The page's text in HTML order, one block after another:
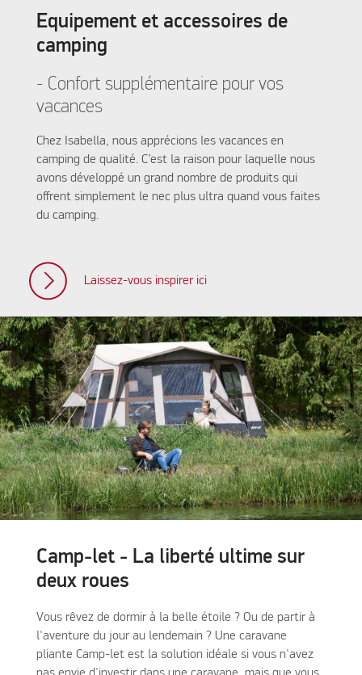
Equipement et accessoires de
camping
- Confort supplémentaire pour vos
vacances
Chez Isabella, nous apprécions les vacances en
camping de qualité. C’est la raison pour laquelle nous
avons développé un grand nombre de produits qui
offrent simplement le nec plus ultra quand vous faites
du camping.
Laissez-vous inspirer ici
Camp-let - La liberté ultime sur
deux roues
Vous rêvez de dormir à la belle étoile ? Ou de partir à
l'aventure du jour au lendemain ? Une caravane
pliante Camp-let est la solution idéale si vous n'avez